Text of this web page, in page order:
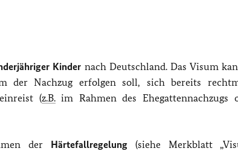
Kinder nach Deutschland. Das Visum
der Nachzug erfolgen soll, sich bereits
(z.B.im Rahmen des Ehegattennachzugs
der Härtefallregelung (siehe Merkblatt